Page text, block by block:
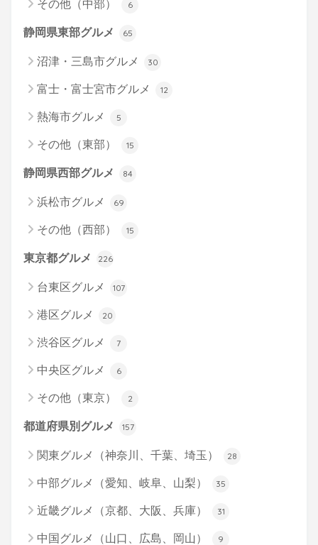
その他（中部） 6
静岡県東部グルメ 65
沼津・三島市グルメ 30
富士・富士宮市グルメ 12
熱海市グルメ 5
その他（東部） 15
静岡県西部グルメ 84
浜松市グルメ 69
その他（西部） 15
東京都グルメ 226
台東区グルメ 107
港区グルメ 20
渋谷区グルメ 7
中央区グルメ 6
その他（東京） 2
都道府県別グルメ 157
関東グルメ（神奈川、千葉、埼玉） 28
中部グルメ（愛知、岐阜、山梨） 35
近畿グルメ（京都、大阪、兵庫） 31
中国グルメ（山口、広島、岡山） 9